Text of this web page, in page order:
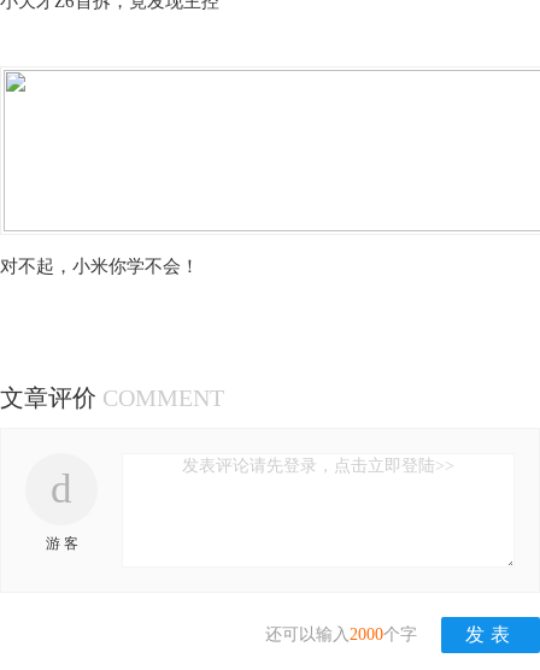
对不起，小米你学不会！
文章评价 COMMENT
d
游 客
发表评论请先登录，点击立即登陆>>
还可以输入 2000个字